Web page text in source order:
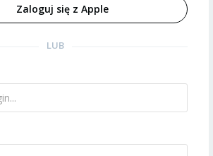
Zaloguj się z Apple
LUB